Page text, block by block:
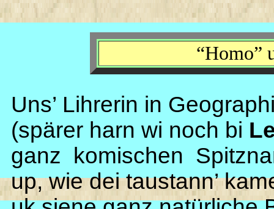
“Homo”
Uns’ Lihrerin in
(spärer harn wi noch bi
ganz komischen
up, wie dei taustann’